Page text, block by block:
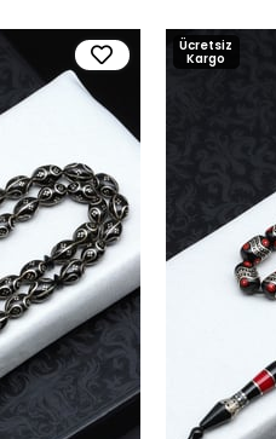
Ücretsiz
Kargo